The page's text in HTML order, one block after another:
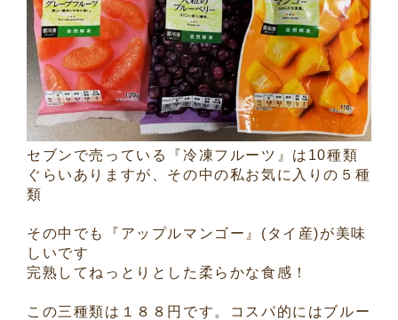
セブンで売っている『冷凍フルーツ』は10種類
ぐらいありますが、その中の私お気に入りの５種
類
その中でも『アップルマンゴー』(タイ産)が美味
しいです
完熟してねっとりとした柔らかな食感！
この三種類は１８８円です。コスパ的にはブルー